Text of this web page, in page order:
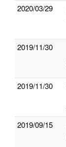
2020/03/29
2019/11/30
2019/11/30
2019/09/15